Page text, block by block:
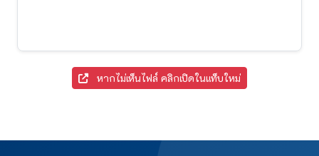
หากไม่เห็นไฟล์ คลิกเปิดในแท็บใหม่